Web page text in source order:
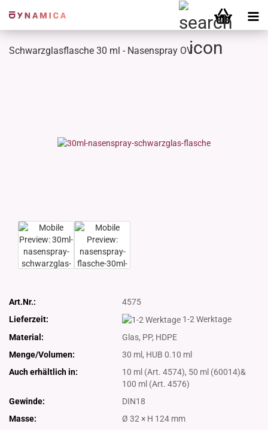
Schwarzglasflasche 30 ml - Nasenspray OV
Art.Nr.:
4575
Lieferzeit:
1-2 Werktage
Material:
Glas, PP, HDPE
Menge/Volumen:
30 ml, HUB 0.10 ml
Auch erhältlich in:
10 ml (Art. 4574), 50 ml (60014)&
100 ml (Art. 4576)
Gewinde:
DIN18
Masse:
Ø 32 × H 124 mm